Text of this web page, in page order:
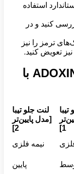
استفاده
کنید و در
ترمز را نیز
تعویض کنید.
جدول مقایسه لنت جلو تیبا ADOXIN با
1]
لنت جلو تیبا
[مدل پایین‌تر
2]
نیمه فلزی
پایین